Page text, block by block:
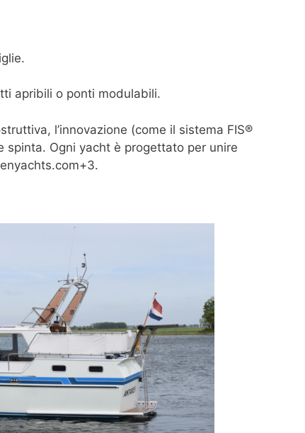
apribili o ponti modulabili.
l’innovazione (come il sistema FIS®
spinta. Ogni yacht è progettato per unire